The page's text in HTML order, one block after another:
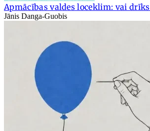
Apmācības valdes loceklim: vai
Jānis Danga-Guobis